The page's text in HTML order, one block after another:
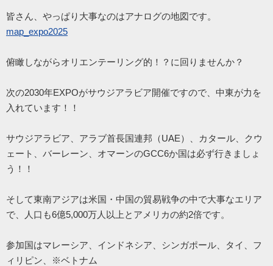
皆さん、やっぱり大事なのはアナログの地図です。
map_expo2025
俯瞰しながらオリエンテーリング的！？に回りませんか？
次の2030年EXPOがサウジアラビア開催ですので、中東が力を
入れています！！
サウジアラビア、アラブ首長国連邦（UAE）、カタール、クウ
ェート、バーレーン、 オマーンのGCC6か国は必ず行きましょ
う！！
そして東南アジアは米国・中国の貿易戦争の中で大事なエリア
で、人口も6億5,000万人以上とアメリカの約2倍です。
参加国はマレーシア、インドネシア、シンガポール、タイ、フ
ィリピン、※ベトナム